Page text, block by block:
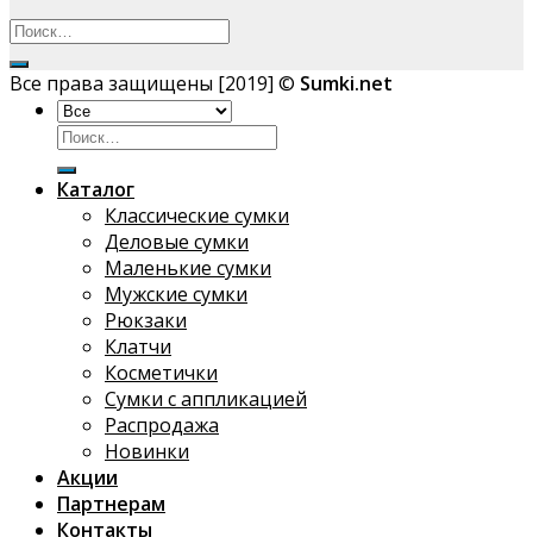
Все права защищены [2019] © Sumki.net
Искать:
Каталог
Классические сумки
Деловые сумки
Маленькие сумки
Мужские сумки
Рюкзаки
Клатчи
Косметички
Сумки с аппликацией
Распродажа
Новинки
Акции
Партнерам
Контакты